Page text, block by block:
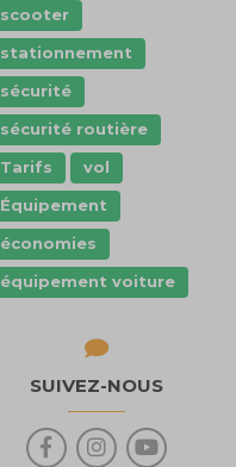
scooter
stationnement
sécurité
sécurité routière
Tarifs
vol
Équipement
économies
équipement voiture
SUIVEZ-NOUS